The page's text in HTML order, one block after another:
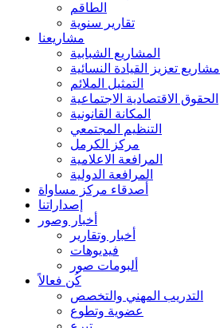
الطاقم
تقارير سنوية
مشاريعنا
المشاريع الشبابية
مشاريع تعزيز القيادة النسائية
التمثيل الملائم
الحقوق الاقتصادية الاجتماعية
المكانة القانونية
التنظيم المجتمعي
مركز الكرمل
المرافعة الاعلامية
المرافعة الدولية
أصدقاء مركز مساواة
إصداراتنا
أخبار وصور
أخبار وتقارير
فيديوهات
ألبومات صور
كُن فعالاً
التدريب المهني والتخصص
عضوية وتطوع